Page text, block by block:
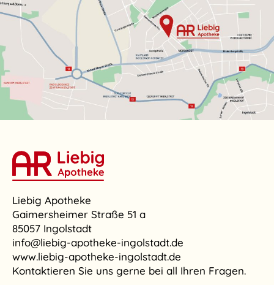
Liebig Apotheke
Gaimersheimer Straße 51 a
85057 Ingolstadt
info@liebig-apotheke-ingolstadt.de
www.liebig-apotheke-ingolstadt.de
Kontaktieren Sie uns gerne bei all Ihren Fragen.